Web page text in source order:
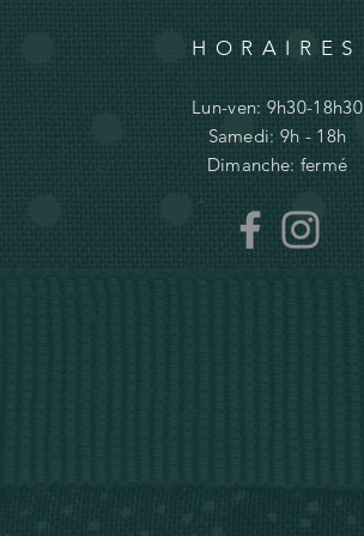
HORAIRES
Lun-ven: 9h30-18h30
Samedi: 9h - 18h
Dimanche: fermé